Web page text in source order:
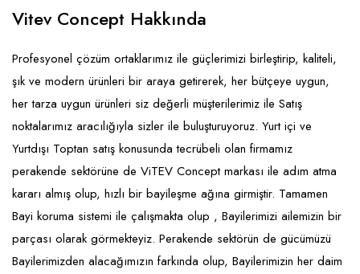
Ev Hizmetleri
Sağlık Güzellik
Turizm - Eğlence
Market FMGC - Katlı Mağaza
Mobilya ve Ev Tekstili
Oyuncak ve Hediyelik
Takı
Yapı Malzemesi - Hırdavat
Gayrimenkul
Gıda ve Sarf Malzemeleri
Güvenlik - Temizlik
Giyim - Aksesuar
Hukuk - Marka - Patent ve Tercüme
Isıtma - Soğutma ve Havalandırma
Lojistik - Kargo ve Kurye
Mali Kayıt ve Denetim
Vitev Concept Hakkında
Profesyonel çözüm ortaklarımız ile güçlerimizi birleştirip, kaliteli,
şık ve modern ürünleri bir araya getirerek, her bütçeye uygun,
her tarza uygun ürünleri siz değerli müşterilerimiz ile Satış
noktalarımız aracılığıyla sizler ile buluşturuyoruz. Yurt içi ve
Yurtdışı Toptan satış konusunda tecrübeli olan firmamız
perakende sektörüne de ViTEV Concept markası ile adım atma
kararı almış olup, hızlı bir bayileşme ağına girmiştir. Tamamen
Bayi koruma sistemi ile çalışmakta olup , Bayilerimizi ailemizin bir
parçası olarak görmekteyiz. Perakende sektörün de gücümüzü
Bayilerimizden alacağımızın farkında olup, Bayilerimizin her daim